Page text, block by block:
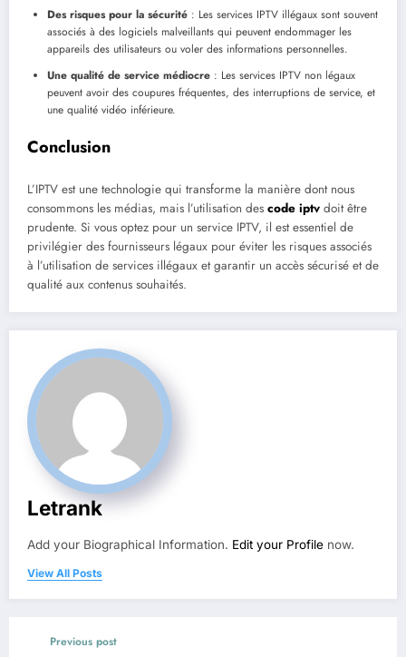
Des risques pour la sécurité : Les services IPTV illégaux sont souvent
associés à des logiciels malveillants qui peuvent endommager les
appareils des utilisateurs ou voler des informations personnelles.
Une qualité de service médiocre : Les services IPTV non légaux
peuvent avoir des coupures fréquentes, des interruptions de service, et
une qualité vidéo inférieure.
Conclusion
L’IPTV est une technologie qui transforme la manière dont nous
consommons les médias, mais l’utilisation des code iptv doit être
prudente. Si vous optez pour un service IPTV, il est essentiel de
privilégier des fournisseurs légaux pour éviter les risques associés
à l’utilisation de services illégaux et garantir un accès sécurisé et de
qualité aux contenus souhaités.
Letrank
Add your Biographical Information. Edit your Profile now.
View All Posts
Previous post